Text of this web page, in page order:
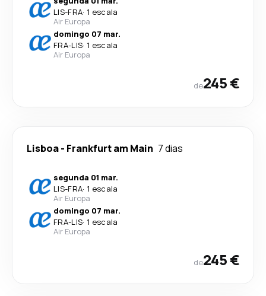
LIS-FRA· 1 escala
Air Europa
domingo 07 mar.
FRA-LIS· 1 escala
Air Europa
de245 €
Lisboa- Frankfurt am Main 7 dias
segunda 01 mar.
LIS-FRA· 1 escala
Air Europa
domingo 07 mar.
FRA-LIS· 1 escala
Air Europa
de245 €